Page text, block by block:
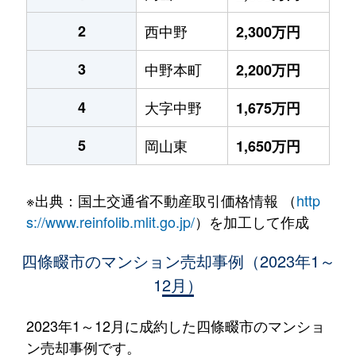
2
西中野
2,300万円
3
中野本町
2,200万円
4
大字中野
1,675万円
5
岡山東 1,650万円
※出典：国土交通省不動産取引価格情報 （http
s://www.reinfolib.mlit.go.jp/）を加工して作成
四條畷市のマンション売却事例（2023年1～
12月）
2023年1～12月に成約した四條畷市のマンショ
ン売却事例です。